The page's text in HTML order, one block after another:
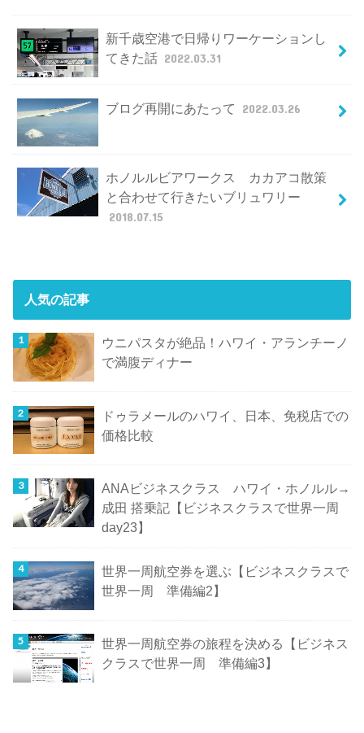
新千歳空港で日帰りワーケーションし
てきた話 2022.03.31
ブログ再開にあたって 2022.03.26
ホノルルビアワークス カカアコ散策
と合わせて行きたいブリュワリー
2018.07.15
人気の記事
ウニパスタが絶品！ハワイ・アランチーノ
で満腹ディナー
ドゥラメールのハワイ、日本、免税店での
価格比較
ANAビジネスクラス ハワイ・ホノルル→
成田 搭乗記【ビジネスクラスで世界一周
day23】
世界一周航空券を選ぶ【ビジネスクラスで
世界一周 準備編2】
世界一周航空券の旅程を決める【ビジネス
クラスで世界一周 準備編3】